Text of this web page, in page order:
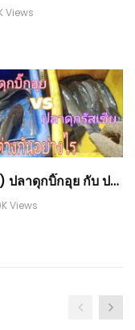
Views
(คลิป) ปลาดุกบิ๊กอุย กับ ปลาดุกรัสเซีย แตกต่างกันอย่างไร : วีดีโอ เกษตร
Views